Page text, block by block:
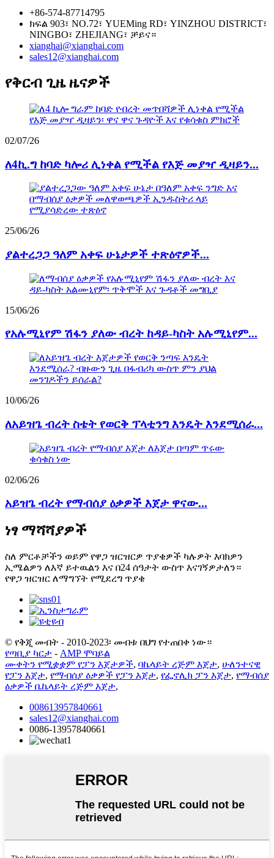
+86-574-87714795
ክፍል 903፣ NO.72፣ YUEMing RD፣ YINZHOU DISTRICT፣
NINGBO፣ ZHEJIANG፣ ቻይና።
xianghai@xianghai.com
sales12@xianghai.com
የቅርብ ጊዜ ዜናዎች
02/07/26
ለ4ኪ.ግ ከባድ ካሎሪ ሊነቀል የሚችል የእጅ መያዣ ዲዛይን...
25/06/26
ያልተረጋጋ ዓለም አቀፍ ሁኔታዎች ተጽዕኖዎች...
15/06/26
የአሉሚኒየም ሽፋን ያለው ብረት ከዳይ-ካስት አሉሚኒየም...
10/06/26
ለአይዝጌ ብረት ስቴት የወርቅ ፕላቲንግ እንዴት እንደሚሰራ...
02/06/26
አይዝጌ ብረት የማብሰያ ዕቃዎች እጀታ ዋናው...
ነፃ ማሻሻያዎች
ስለ ምርቶቻችን ወይም የዋጋ ዝርዝርዎ ጥያቄዎች ካሉዎት እባክዎን
ኢሜልዎን ለእኛ ይተዉልን እና በ24 ሰዓታት ውስጥ እናገኝዎታለን።
የዋጋ ዝርዝር ለማግኘት የሚደረግ ጥያቄ
© የቅጂ መብት - 2010-2023፡ መብቱ በህግ የተጠበቀ ነው።
የጣቢያ ካርታ - AMP ሞባይል
ሙቀትን የሚቋቋም የፓን እጀታዎች, ባኬላይት ረጅም እጀታ, ሁለንተናዊ
የፓን እጀታ, የማብሰያ ዕቃዎች የፓን እጀታ, የፌኖሊክ ፓን እጀታ, የማብሰያ
ዕቃዎች ቤኬላይት ረጅም እጀታ,
008613957840661
sales12@xianghai.com
0086-13957840661